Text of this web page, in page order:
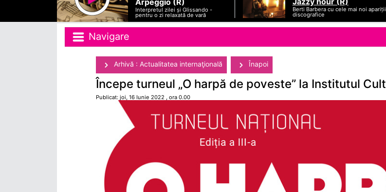
Interpretul zilei și Glissando -
pentru o zi relaxată de vară
Berti Barbera cu cele mai noi apariții
discografice
Navigare
Arhivă : Actualitatea internaţională Înapoi
Începe turneul „O harpă de poveste” la Institutul
Publicat: joi, 16 Iunie 2022 , ora 0.00